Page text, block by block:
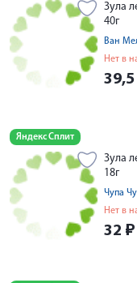
Зула
40г
Ван
Нет в
39,5
Яндекс Сплит
Зула
18г
Чупа
Нет в
32 ₽